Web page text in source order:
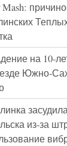
на 10-
Южно-
из-за